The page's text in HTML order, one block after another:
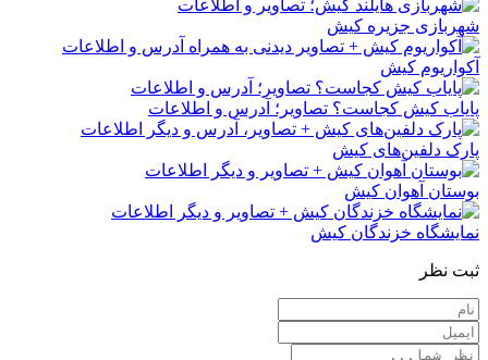
شهربازی جزیره کیش
آکواریوم کیش
پایاب کیش کجاست؟ تصاویر؛ آدرس و اطلاعات
پارک دلفین‌های کیش
بوستان آهوان کیش
نمایشگاه خزندگان کیش
ثبت نظر